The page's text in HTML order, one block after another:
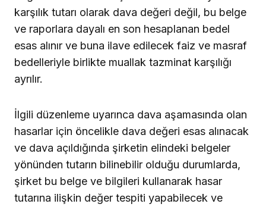
karşılık tutarı olarak dava değeri değil, bu belge
ve raporlara dayalı en son hesaplanan bedel
esas alınır ve buna ilave edilecek faiz ve masraf
bedelleriyle birlikte muallak tazminat karşılığı
ayrılır.
İlgili düzenleme uyarınca dava aşamasında olan
hasarlar için öncelikle dava değeri esas alınacak
ve dava açıldığında şirketin elindeki belgeler
yönünden tutarın bilinebilir olduğu durumlarda,
şirket bu belge ve bilgileri kullanarak hasar
tutarına ilişkin değer tespiti yapabilecek ve